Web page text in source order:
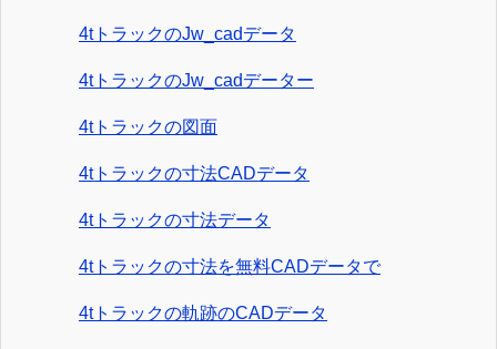
4tトラックのJw_cadデータ
4tトラックのJw_cadデーター
4tトラックの図面
4tトラックの寸法CADデータ
4tトラックの寸法データ
4tトラックの寸法を無料CADデータで
4tトラックの軌跡のCADデータ